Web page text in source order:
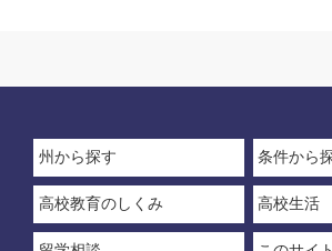
州から探す 条件から
高校教育のしくみ 高校生活